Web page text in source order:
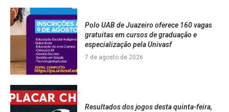
Polo UAB de Juazeiro oferece 160 vagas
gratuitas em cursos de graduação e
especialização pela Univasf
7 de agosto de 2026
Resultados dos jogos desta quinta-feira,